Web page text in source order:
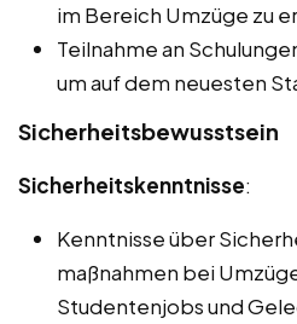
im Bereich Umzüge zu
Teilnahme an
um auf dem neuesten
Sicherheitsbewusstsein
Sicherheitskenntnisse:
Kenntnisse über
maßnahmen bei
Studentenjobs und